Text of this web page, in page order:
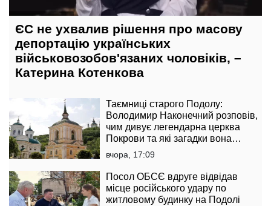
ЄС не ухвалив рішення про масову
депортацію українських
військовозобов'язаних чоловіків, –
Катерина Котенкова
Таємниці старого Подолу:
Володимир Наконечний розповів,
чим дивує легендарна церква
Покрови та які загадки вона
приховує
вчора, 17:09
Посол ОБСЄ вдруге відвідав
місце російського удару по
житловому будинку на Подолі